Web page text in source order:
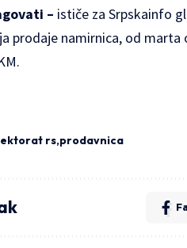
– ističe za Srpskainfo
prodaje namirnica, od
rs prodavnica